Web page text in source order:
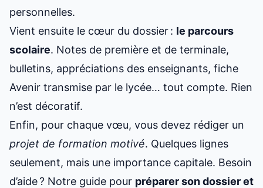
personnelles.
Vient ensuite le cœur du dossier : le parcours
scolaire. Notes de première et de terminale,
bulletins, appréciations des enseignants, fiche
Avenir transmise par le lycée… tout compte. Rien
n’est décoratif.
Enfin, pour chaque vœu, vous devez rédiger un
projet de formation motivé. Quelques lignes
seulement, mais une importance capitale. Besoin
d’aide ? Notre guide pour préparer son dossier et